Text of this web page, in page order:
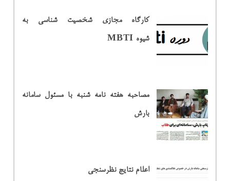
کارگاه مجازی شخصیت شناسی به
شیوه MBTI
مصاحبه هفته نامه شنبه با مسئول سامانه
بارش
اعلام نتایج نظرسنجی